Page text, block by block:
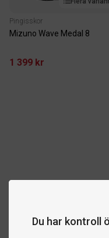
Du har kontroll
Pingisskor
Mizuno Wave Medal 8
1 399 kr